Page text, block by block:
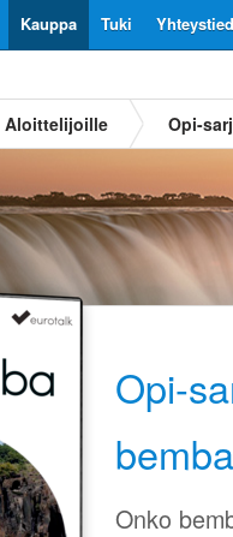
Tuki
Kauppa
Aloittelijoille Opi-
Opi-
bemba
Onko